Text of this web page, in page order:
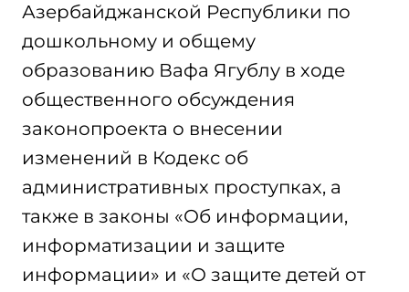
Азербайджанской Республики по
дошкольному и общему
образованию Вафа Ягублу в ходе
общественного обсуждения
законопроекта о внесении
изменений в Кодекс об
административных проступках, а
также в законы «Об информации,
информатизации и защите
информации» и «О защите детей от